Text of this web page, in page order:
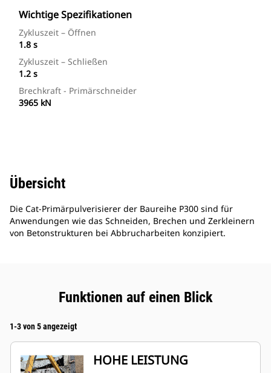
Wichtige Spezifikationen
Zykluszeit – Öffnen
1.8 s
Zykluszeit – Schließen
1.2 s
Brechkraft - Primärschneider
3965 kN
Übersicht
Die Cat-Primärpulverisierer der Baureihe P300 sind für
Anwendungen wie das Schneiden, Brechen und Zerkleinern
von Betonstrukturen bei Abbrucharbeiten konzipiert.
Funktionen auf einen Blick
1-3 von 5 angezeigt
HOHE LEISTUNG